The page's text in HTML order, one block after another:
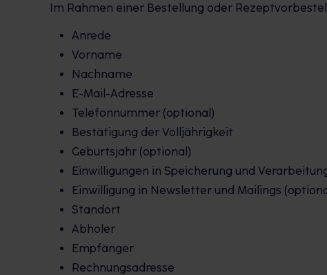
Im Rahmen einer Bestellung oder
Anrede
Vorname
Nachname
E-Mail-Adresse
Telefonnummer (optional)
Bestätigung der Volljährigkeit
Geburtsjahr (optional)
Einwilligungen in Speicherung und
Einwilligung in Newsletter und Mailings
Standort
Abholer
Empfänger
Rechnungsadresse